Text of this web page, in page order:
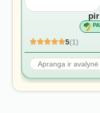
5(1)
Apranga ir avalynė